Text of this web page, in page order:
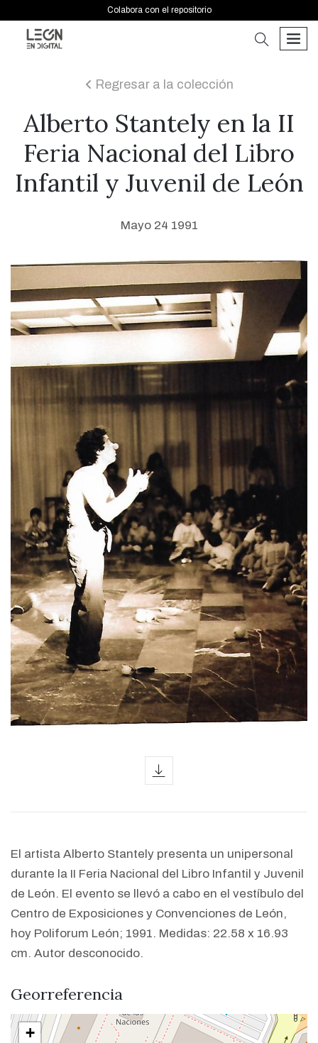
Colabora con el repositorio
buscar
icon
Regresar a la colección
Alberto Stantely en la II
Feria Nacional del Libro
Infantil y Juvenil de León
Mayo 24 1991
El artista Alberto Stantely presenta un unipersonal
durante la II Feria Nacional del Libro Infantil y Juvenil
de León. El evento se llevó a cabo en el vestíbulo del
Centro de Exposiciones y Convenciones de León,
hoy Poliforum León; 1991. Medidas: 22.58 x 16.93
cm. Autor desconocido.
Georreferencia
+